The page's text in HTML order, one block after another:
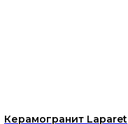
Керамогранит Laparet